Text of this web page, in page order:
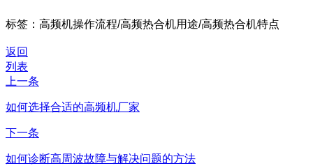
标签：高频机操作流程/高频热合机用途/高频热合机特点
返回
列表
上一条
如何选择合适的高频机厂家
下一条
如何诊断高周波故障与解决问题的方法